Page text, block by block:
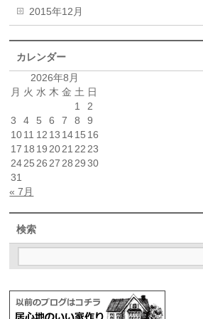
2015年12月
カレンダー
2026年8月
月 火 水 木 金 土 日
1
2
3
4 5 6 7 8
9
1011 12 13 1415 16
17 18 19 2021 22 23
2425 26 27 28 29 30
31
« 7月
検索